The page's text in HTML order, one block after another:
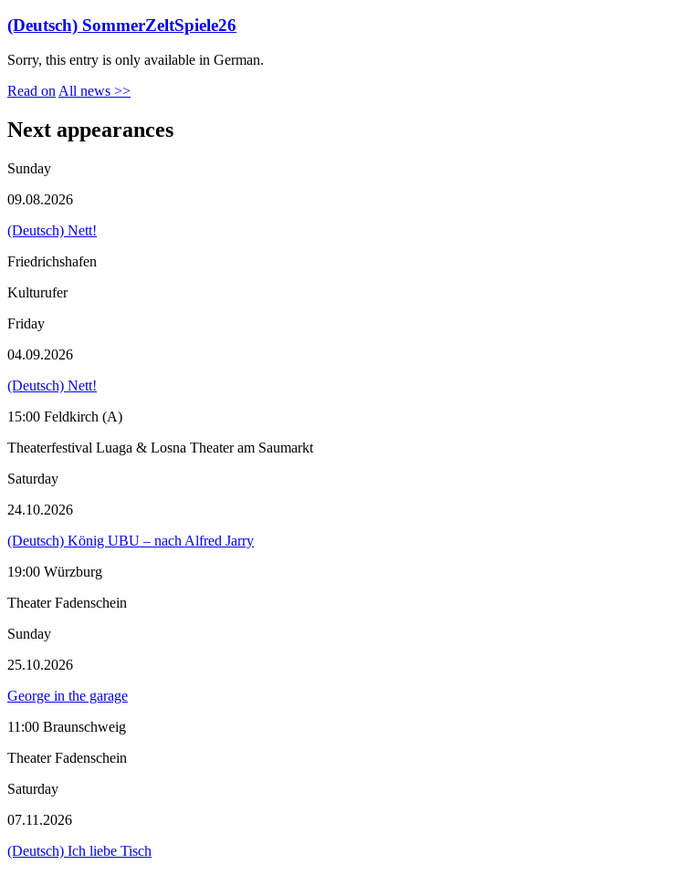
(Deutsch) SommerZeltSpiele26
Sorry, this entry is only available in German.
Read onAll news >>
Next appearances
Sunday
09.08.2026
(Deutsch) Nett!
Friedrichshafen
Kulturufer
Friday
04.09.2026
(Deutsch) Nett!
15:00 Feldkirch (A)
Theaterfestival Luaga & Losna Theater am Saumarkt
Saturday
24.10.2026
(Deutsch) König UBU – nach Alfred Jarry
19:00 Würzburg
Theater Fadenschein
Sunday
25.10.2026
George in the garage
11:00 Braunschweig
Theater Fadenschein
Saturday
07.11.2026
(Deutsch) Ich liebe Tisch